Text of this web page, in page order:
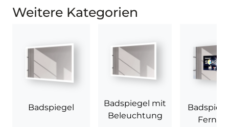
Weitere Kategorien
Badspiegel
Badspiegel mit
Beleuchtung